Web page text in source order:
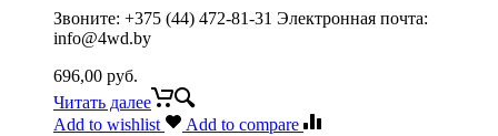
Звоните: +375 (44) 472-81-31 Электронная почта:
info@4wd.by
696,00 руб.
Читать далее
Add to wishlist
Add to compare